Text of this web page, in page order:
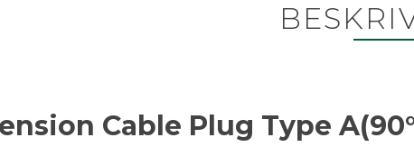
Cable Plug Type